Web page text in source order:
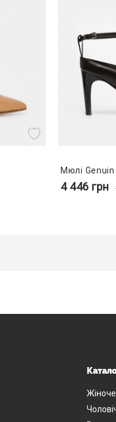
Мюлі Genuin
4 446 грн
Жіноче